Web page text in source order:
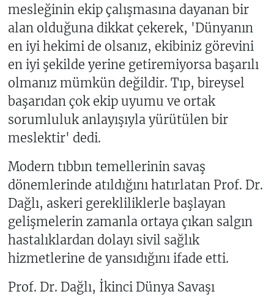
mesleğinin ekip çalışmasına dayanan bir
alan olduğuna dikkat çekerek, 'Dünyanın
en iyi hekimi de olsanız, ekibiniz görevini
en iyi şekilde yerine getiremiyorsa başarılı
olmanız mümkün değildir. Tıp, bireysel
başarıdan çok ekip uyumu ve ortak
sorumluluk anlayışıyla yürütülen bir
meslektir' dedi.
Modern tıbbın temellerinin savaş
dönemlerinde atıldığını hatırlatan Prof. Dr.
Dağlı, askeri gerekliliklerle başlayan
gelişmelerin zamanla ortaya çıkan salgın
hastalıklardan dolayı sivil sağlık
hizmetlerine de yansıdığını ifade etti.
Prof. Dr. Dağlı, İkinci Dünya Savaşı